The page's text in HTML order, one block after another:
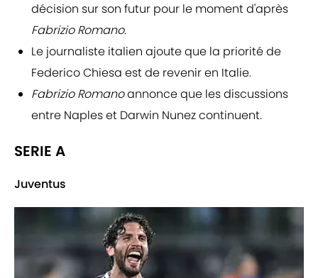
décision sur son futur pour le moment d'après
Fabrizio Romano.
Le journaliste italien ajoute que la priorité de
Federico Chiesa est de revenir en Italie.
Fabrizio Romanoannonce que les discussions
entre Naples et Darwin Nunez continuent.
SERIE A
Juventus